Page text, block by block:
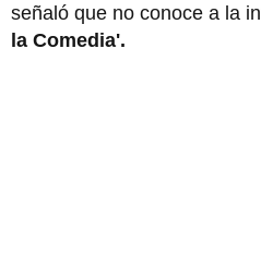
señaló que no conoce a la
la Comedia'.